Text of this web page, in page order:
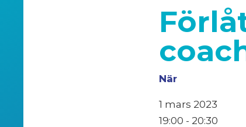
När
1 mars 2023
19:00 - 20:30